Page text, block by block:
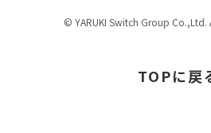
© YARUKI Switch Group Co.,Ltd.
TOPに戻